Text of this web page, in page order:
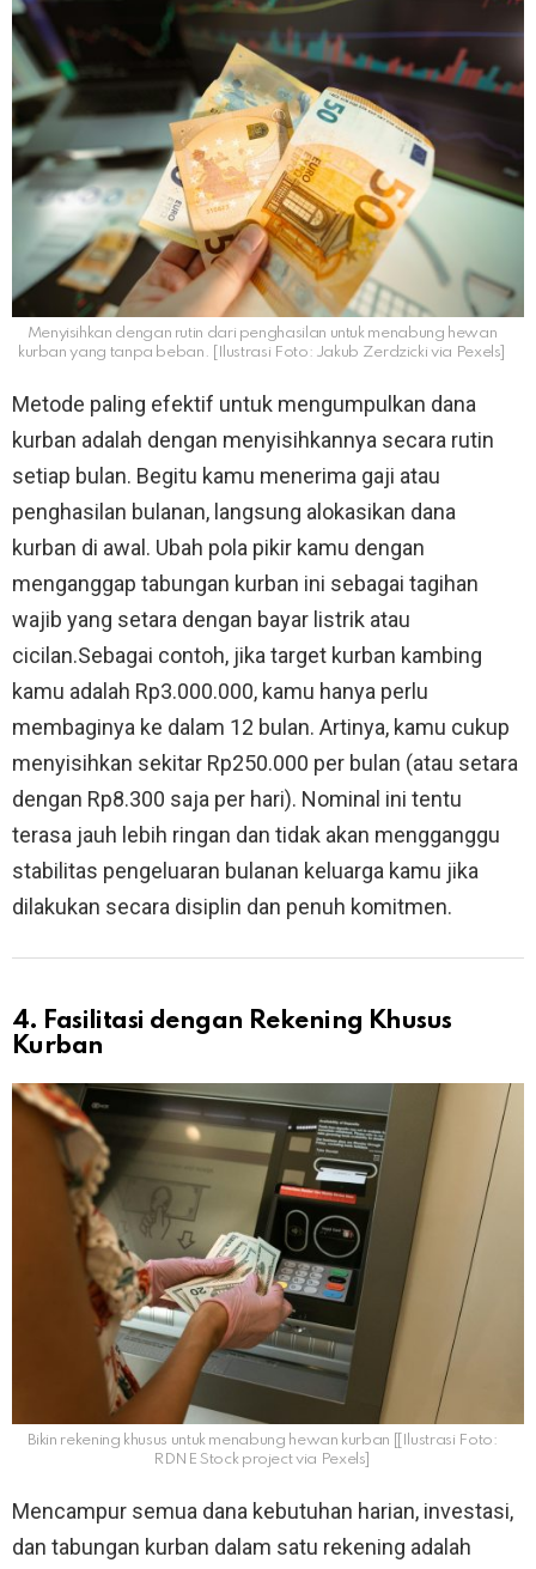
Menyisihkan dengan rutin dari penghasilan untuk menabung hewan
kurban yang tanpa beban. [Ilustrasi Foto: Jakub Zerdzicki via Pexels]
Metode paling efektif untuk mengumpulkan dana
kurban adalah dengan menyisihkannya secara rutin
setiap bulan. Begitu kamu menerima gaji atau
penghasilan bulanan, langsung alokasikan dana
kurban di awal. Ubah pola pikir kamu dengan
menganggap tabungan kurban ini sebagai tagihan
wajib yang setara dengan bayar listrik atau
cicilan.Sebagai contoh, jika target kurban kambing
kamu adalah Rp3.000.000, kamu hanya perlu
membaginya ke dalam 12 bulan. Artinya, kamu cukup
menyisihkan sekitar Rp250.000 per bulan (atau setara
dengan Rp8.300 saja per hari). Nominal ini tentu
terasa jauh lebih ringan dan tidak akan mengganggu
stabilitas pengeluaran bulanan keluarga kamu jika
dilakukan secara disiplin dan penuh komitmen.
4. Fasilitasi dengan Rekening Khusus
Kurban
Bikin rekening khusus untuk menabung hewan kurban [[Ilustrasi Foto:
RDNE Stock project via Pexels]
Mencampur semua dana kebutuhan harian, investasi,
dan tabungan kurban dalam satu rekening adalah